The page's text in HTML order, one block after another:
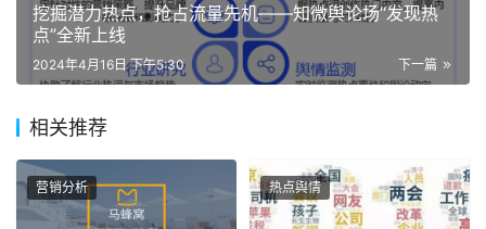
挖掘潜力热点，抢占流量先机——知微舆论场“发现热
点”全新上线
下一篇
2024年4月16日 下午5:30
相关推荐
营销分析 热点舆情